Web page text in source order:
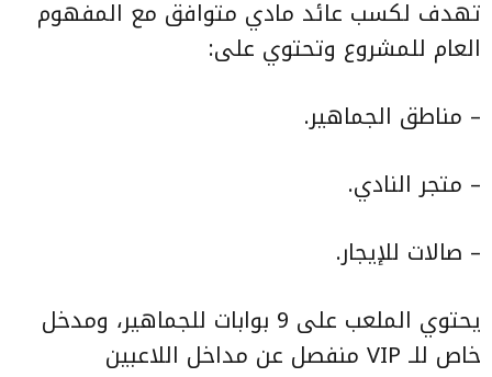
تهدف لكسب عائد مادي متوافق مع المفهوم
العام للمشروع وتحتوي على:
– مناطق الجماهير.
– متجر النادي.
– ⁠صالات للإيجار.
يحتوي الملعب على 9 بوابات للجماهير، ومدخل
خاص للـ VIP منفصل عن مداخل اللاعبين